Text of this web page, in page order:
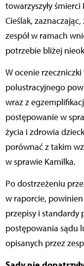
towarzyszyły
Cieślak,
zespół w ramach
potrzebie bliżej
W ocenie
polustracyjnego
wraz z
postępowanie w
życia i zdrowia
porównać z takim
w sprawie Kamilka.
Po dostrzeżeniu
w raporcie,
przepisy i standardy
postępowania sądu
opisanych przez